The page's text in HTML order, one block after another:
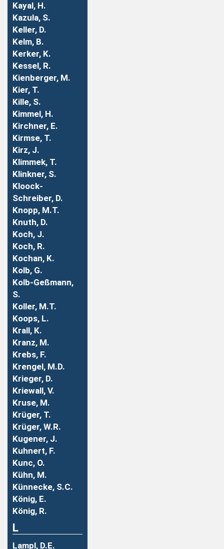
Kayal, H.
Kazula, S.
Keller, D.
Kelm, B.
Kerker, K.
Kessel, R.
Kienberger, M.
Kier, T.
Kille, S.
Kimmel, H.
Kirchner, E.
Kirmse, T.
Kirz, J.
Klimmek, T.
Klinkner, S.
Kloock-
Schreiber, D.
Knopp, M.T.
Knuth, D.
Koch, J.
Koch, R.
Kochan, K.
Kolb, G.
Kolb-Geßmann,
S.
Koller, M.T.
Koops, L.
Krall, K.
Kranz, M.
Krebs, F.
Krengel, M.D.
Krieger, D.
Kriewall, V.
Kruse, M.
Krüger, T.
Krüger, W.R.
Kugener, J.
Kuhnert, F.
Kunc, O.
Kühn, M.
Künnecke, S.C.
König, E.
König, R.
L
Lampl, D.E.